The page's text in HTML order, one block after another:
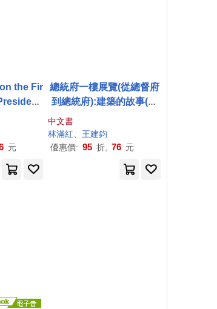
the Fir
to Presi
元
總統府一樓展覽(從總督府
到總統府):建築的故事(英
中文書
林滿紅 、王建鈞
優惠價: 95 折, 76 元